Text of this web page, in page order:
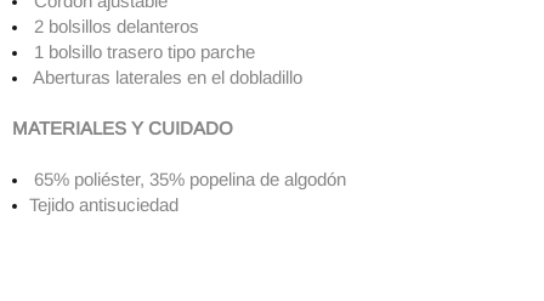
2 bolsillos delanteros
1 bolsillo trasero tipo parche
Aberturas laterales en el dobladillo
MATERIALES Y CUIDADO
65% poliéster, 35% popelina de algodón
Tejido antisuciedad